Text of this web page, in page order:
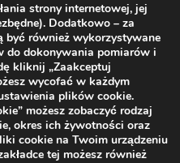
Bieluk i Partnerzy
15-063, tel. +48
strony internetowej, jej
Dodatkowo – za
być również wykorzystywane
do dokonywania pomiarów i
kliknij „Zaakceptuj
wycofać w każdym
plików cookie.
możesz zobaczyć rodzaj
okres ich żywotności oraz
cookie na Twoim urządzeniu
tej możesz również